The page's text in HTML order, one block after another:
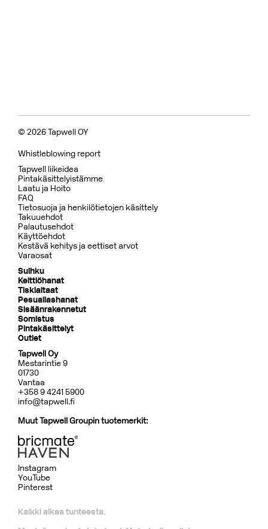
© 2026 Tapwell OY
Whistleblowing report
Tapwell liikeidea
Pintakäsittelyistämme
Laatu ja Hoito
FAQ
Tietosuoja ja henkilötietojen käsittely
Takuuehdot
Palautusehdot
Käyttöehdot
Kestävä kehitys ja eettiset arvot
Varaosat
Suihku
Keittiöhanat
Tiskialtaat
Pesuallashanat
Sisäänrakennetut
Somistus
Pintakäsittelyt
Outlet
Tapwell Oy
Mestarintie 9
01730
Vantaa
+358 9 4241 5900
info@tapwell.fi
Muut Tapwell Groupin tuotemerkit:
Kaikki alkaa tunteesta.
Instagram
YouTube
Pinterest